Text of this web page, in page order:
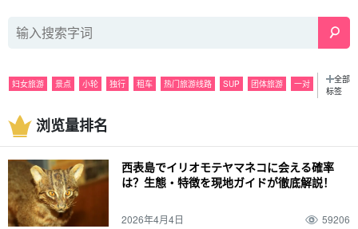
妇女旅游 景点 小轮 独行 租车 热门旅游线路 SUP 团体旅游 一对
特色产品和纪念品 皮划艇
天气 夏季 麦冬草 装束 秋季 驾驶 12 月 冬季 经历 春假 家庭
动物 西表野猫（Prionailurus bengalensis iriomotensis）
全部
标签
浏览量排名
西表島でイリオモテヤマネコに会える確率
は？生態・特徴を現地ガイドが徹底解説！
2026年4月4日 59206